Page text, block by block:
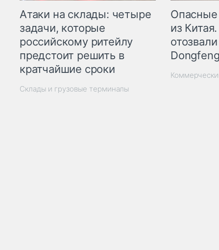
Атаки на склады: четыре
задачи, которые
российскому ритейлу
предстоит решить в
кратчайшие сроки
Склады и грузовые терминалы
из